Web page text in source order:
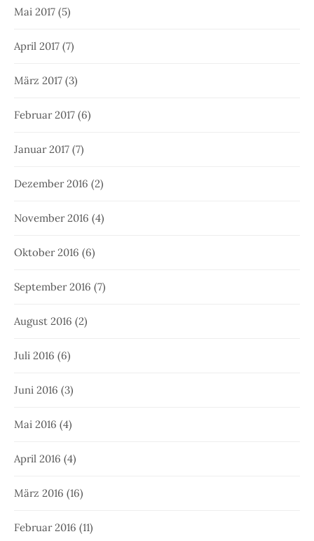
Mai 2017 (5)
April 2017 (7)
März 2017 (3)
Februar 2017 (6)
Januar 2017 (7)
Dezember 2016 (2)
November 2016 (4)
Oktober 2016 (6)
September 2016 (7)
August 2016 (2)
Juli 2016 (6)
Juni 2016 (3)
Mai 2016 (4)
April 2016 (4)
März 2016 (16)
Februar 2016 (11)